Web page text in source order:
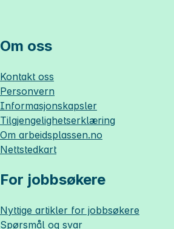
Om oss
Kontakt oss
Personvern
Informasjonskapsler
Tilgjengelighetserklæring
Om arbeidsplassen.no
Nettstedkart
For jobbsøkere
Nyttige artikler for jobbsøkere
Spørsmål og svar